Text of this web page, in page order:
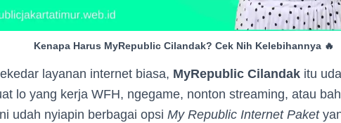
Kenapa Harus MyRepublic Cilandak? Cek Nih Kelebihannya 🔥
layanan internet biasa, MyRepublic Cilandak itu
lo yang kerja WFH, ngegame, nonton streaming, atau
udah nyiapin berbagai opsi My Republic Internet Paket